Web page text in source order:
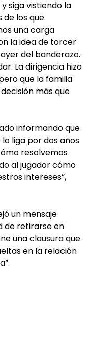
siga vistiendo la
de los que
una carga
la idea de torcer
del banderazo.
La dirigencia hizo
que la familia
más que
informando que
liga por dos años
resolvemos
al jugador cómo
intereses”,
un mensaje
de retirarse en
una clausura que
en la relación